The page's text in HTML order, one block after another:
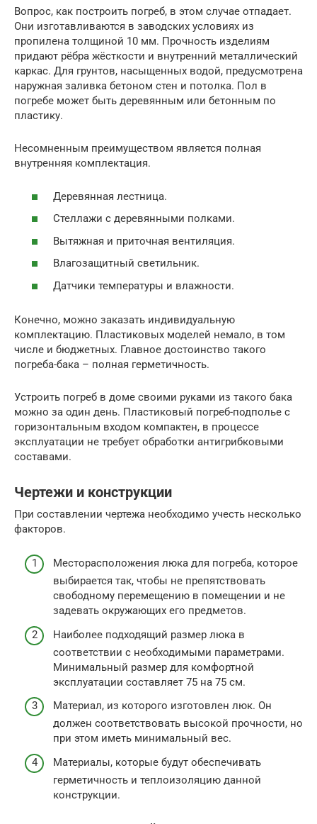
Вопрос, как построить погреб, в этом случае отпадает.
Они изготавливаются в заводских условиях из
пропилена толщиной 10 мм. Прочность изделиям
придают рёбра жёсткости и внутренний металлический
каркас. Для грунтов, насыщенных водой, предусмотрена
наружная заливка бетоном стен и потолка. Пол в
погребе может быть деревянным или бетонным по
пластику.
Несомненным преимуществом является полная
внутренняя комплектация.
Деревянная лестница.
Стеллажи с деревянными полками.
Вытяжная и приточная вентиляция.
Влагозащитный светильник.
Датчики температуры и влажности.
Конечно, можно заказать индивидуальную
комплектацию. Пластиковых моделей немало, в том
числе и бюджетных. Главное достоинство такого
погреба-бака – полная герметичность.
Устроить погреб в доме своими руками из такого бака
можно за один день. Пластиковый погреб-подполье с
горизонтальным входом компактен, в процессе
эксплуатации не требует обработки антигрибковыми
составами.
Чертежи и конструкции
При составлении чертежа необходимо учесть несколько
факторов.
Месторасположения люка для погреба, которое
выбирается так, чтобы не препятствовать
свободному перемещению в помещении и не
задевать окружающих его предметов.
Наиболее подходящий размер люка в
соответствии с необходимыми параметрами.
Минимальный размер для комфортной
эксплуатации составляет 75 на 75 см.
Материал, из которого изготовлен люк. Он
должен соответствовать высокой прочности, но
при этом иметь минимальный вес.
Материалы, которые будут обеспечивать
герметичность и теплоизоляцию данной
конструкции.